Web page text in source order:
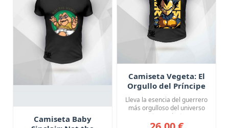
Camiseta Baby
Camiseta Vegeta: El
Orgullo del Príncipe
Lleva la esencia del guerrero
más orgulloso del universo
con esta camiseta ne...